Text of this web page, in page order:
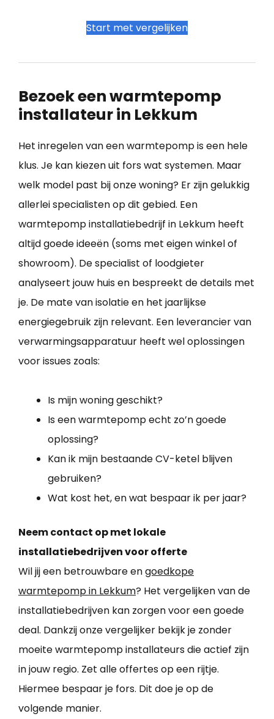
Start met vergelijken
Bezoek een warmtepomp
installateur in Lekkum
Het inregelen van een warmtepomp is een hele
klus. Je kan kiezen uit fors wat systemen. Maar
welk model past bij onze woning? Er zijn gelukkig
allerlei specialisten op dit gebied. Een
warmtepomp installatiebedrijf in Lekkum heeft
altijd goede ideeën (soms met eigen winkel of
showroom). De specialist of loodgieter
analyseert jouw huis en bespreekt de details met
je. De mate van isolatie en het jaarlijkse
energiegebruik zijn relevant. Een leverancier van
verwarmingsapparatuur heeft wel oplossingen
voor issues zoals:
Is mijn woning geschikt?
Is een warmtepomp echt zo’n goede
oplossing?
Kan ik mijn bestaande CV-ketel blijven
gebruiken?
Wat kost het, en wat bespaar ik per jaar?
Neem contact op met lokale
installatiebedrijven voor offerte
Wil jij een betrouwbare engoedkope
warmtepomp in Lekkum? Het vergelijken van de
installatiebedrijven kan zorgen voor een goede
deal. Dankzij onze vergelijker bekijk je zonder
moeite warmtepomp installateurs die actief zijn
in jouw regio. Zet alle offertes op een rijtje.
Hiermee bespaar je fors. Dit doe je op de
volgende manier.